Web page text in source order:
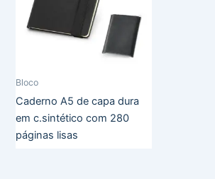
Bloco
Caderno A5 de capa dura
em c.sintético com 280
páginas lisas